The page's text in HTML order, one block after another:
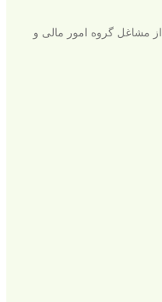
مشاغل گروه امور مالی و